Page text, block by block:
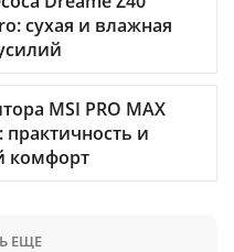
сухая и влажная
MSI PRO MAX
практичность и
комфорт
ЕЩЕ